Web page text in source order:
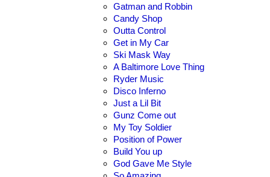
Gatman and Robbin
Candy Shop
Outta Control
Get in My Car
Ski Mask Way
A Baltimore Love Thing
Ryder Music
Disco Inferno
Just a Lil Bit
Gunz Come out
My Toy Soldier
Position of Power
Build You up
God Gave Me Style